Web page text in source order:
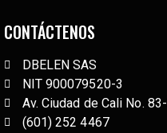
CONTÁCTENOS
DBELEN SAS
NIT 900079520-3
Av. Ciudad de Cali No.
(601) 252 4467